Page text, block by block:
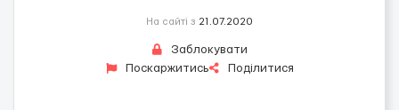
На сайті з 21.07.2020
Заблокувати
Поскаржитись
Поділитися